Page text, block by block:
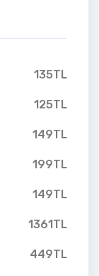
135TL
125TL
149TL
199TL
149TL
1361TL
449TL